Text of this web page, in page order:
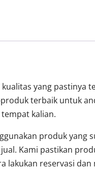
yang pastinya
terbaik untuk
kalian.
produk yang
Kami pastikan
lakukan reservasi